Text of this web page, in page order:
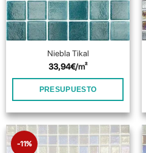
Niebla Tikal
33,94€/m²
PRESUPUESTO
producto
tiene
múltiples
-11%